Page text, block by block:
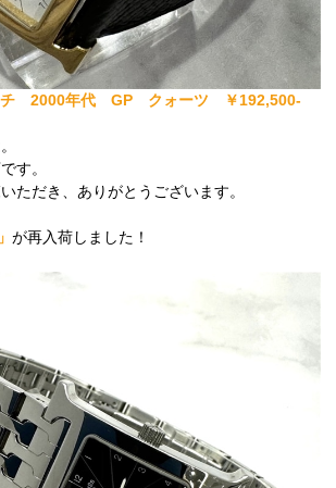
チ 2000年代 GP クォーツ ￥192,500-
す。
ただき、ありがとうございます。
が再入荷しました！